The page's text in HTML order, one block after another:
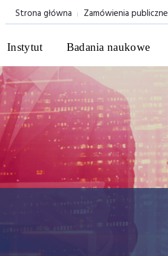
Strona główna Zamówienia publiczne
Instytut Badania naukowe